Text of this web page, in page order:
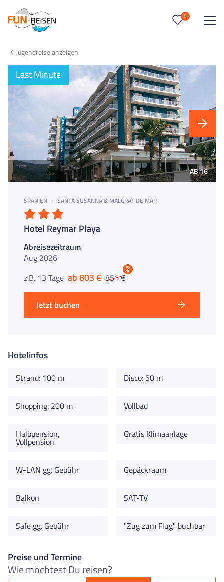
0
Keine Reisen auf der Merkliste
Jugendreise anzeigen
Last Minute
AB 16
SPANIEN SANTA SUSANNA & MALGRAT DE MAR
Hotel Reymar Playa
Abreisezeitraum
Aug 2026
z.B. 13 Tage ab 803 € 851 €
%
Jetzt buchen
Hotelinfos
Strand: 100 m Disco: 50 m
Shopping: 200 m Vollbad
Halbpension,
Vollpension
Gratis Klimaanlage
W-LAN gg. Gebühr Gepäckraum
Balkon SAT-TV
Safe gg. Gebühr "Zug zum Flug" buchbar
Preise und Termine
Wie möchtest Du reisen?